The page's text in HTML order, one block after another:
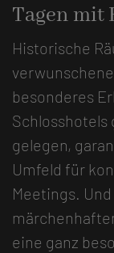
Tagen mit
Historische
besonderes
Schlosshotels
gelegen,
Umfeld für
Meetings.
eine ganz